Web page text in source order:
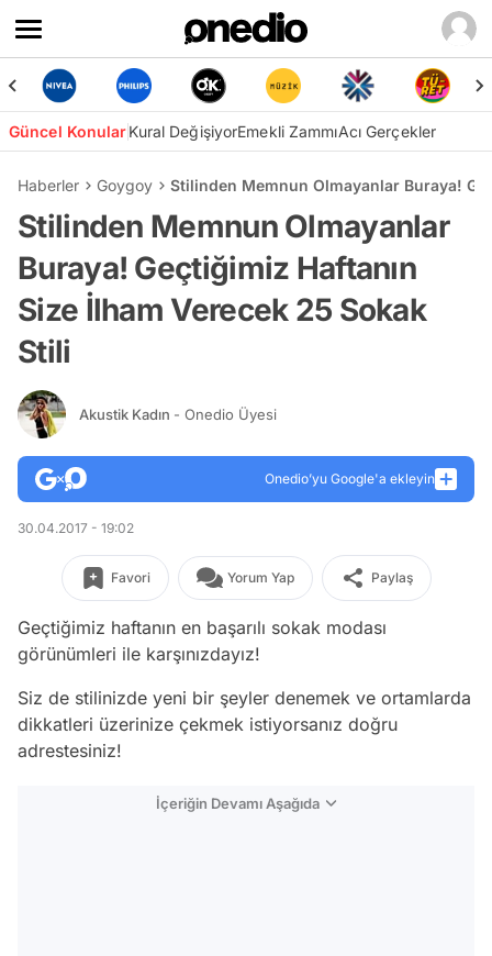
Güncel KonularKural DeğişiyorEmekli ZammıAcı Gerçekler
Haberler Goygoy Stilinden Memnun Olmayanlar Buraya!
Stilinden Memnun Olmayanlar
Buraya! Geçtiğimiz Haftanın
Size İlham Verecek 25 Sokak
Stili
Akustik Kadın - Onedio Üyesi
Onedio’yu Google'a ekleyin
30.04.2017 - 19:02
Favori Yorum Yap Paylaş
Geçtiğimiz haftanın en başarılı sokak modası
görünümleri ile karşınızdayız!
Siz de stilinizde yeni bir şeyler denemek ve ortamlarda
dikkatleri üzerinize çekmek istiyorsanız doğru
adrestesiniz!
İçeriğin Devamı Aşağıda